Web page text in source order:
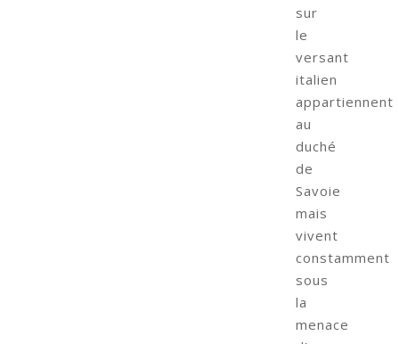
sur
le
versant
italien
appartiennent
au
duché
de
Savoie
mais
vivent
constamment
sous
la
menace